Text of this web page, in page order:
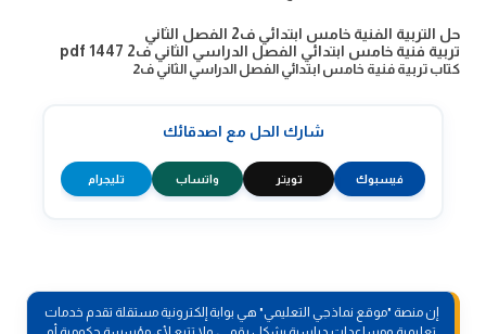
حل التربية الفنية خامس ابتدائي ف2 الفصل الثاني
تربية فنية خامس ابتدائي الفصل الدراسي الثاني ف2 1447 pdf
كتاب تربية فنية خامس ابتدائي الفصل الدراسي الثاني ف2
شارك الحل مع اصدقائك
فيسبوك تويتر واتساب تليجرام
إن منصة "موقع نماذجي التعليمي" هي بوابة إلكترونية مستقلة تقدم خدمات